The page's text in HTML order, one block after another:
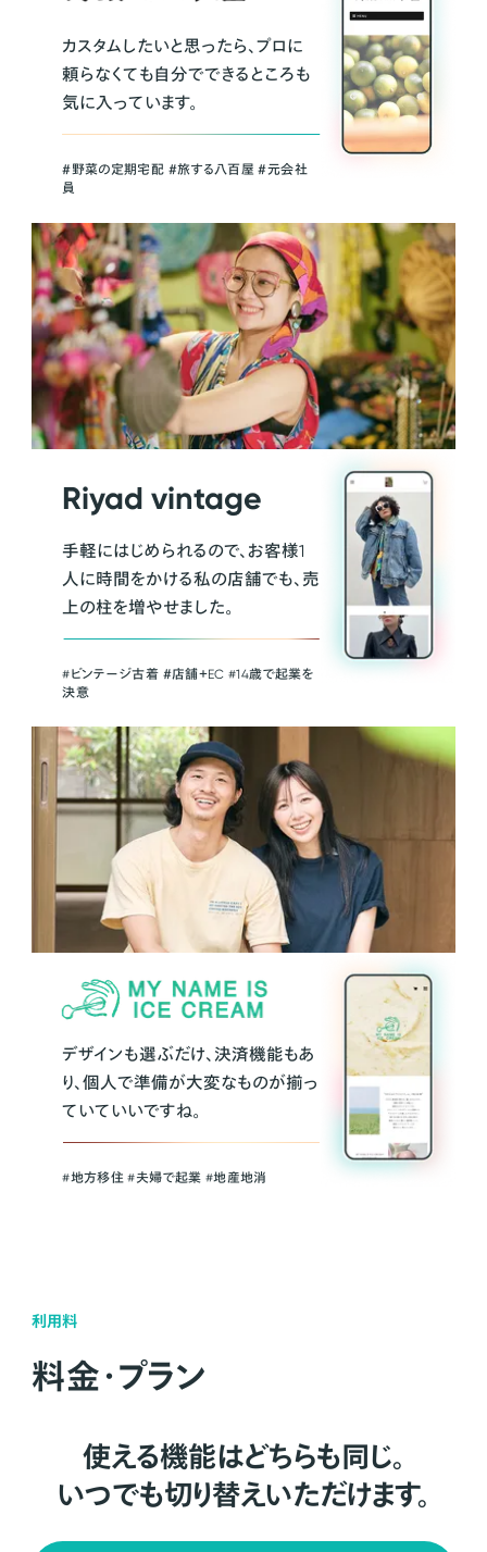
カスタムしたいと思ったら、プロに
頼らなくても自分でできるところも
気に入っています。
＃野菜の定期宅配 ＃旅する八百屋 ＃元会社
員
Riyad vintage
手軽にはじめられるので、お客様1
人に時間をかける私の店舗でも、売
上の柱を増やせました。
#ビンテージ古着 ＃店舗＋EC #14歳で起業を
決意
デザインも選ぶだけ、決済機能もあ
り、個人で準備が大変なものが揃っ
ていていいですね。
#地方移住 #夫婦で起業 #地産地消
利用料
料金・プラン
使える機能はどちらも同じ。
いつでも切り替えいただけます。